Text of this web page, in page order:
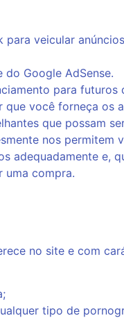
veicular
do Google AdSense.
para futuros
você forneça os
que possam
nos permitem
adequadamente e,
uma compra.
no site e com
tipo de